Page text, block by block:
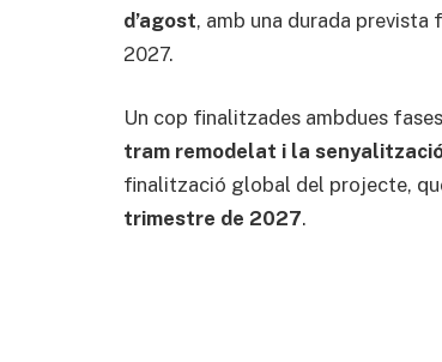
d’agost, amb una durada prevista
2027.
Un cop finalitzades ambdues
tram remodelat i la
finalització global del projecte,
trimestre de 2027.